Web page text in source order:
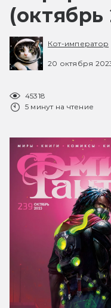
(октябрь
Кот-император
20 октября
45318
5 минут на чтение